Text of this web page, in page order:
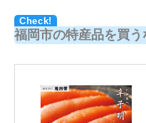
福岡市の特産品を買う